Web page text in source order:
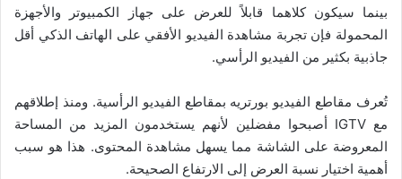
بينما سيكون كلاهما قابلاً للعرض على جهاز الكمبيوتر والأجهزة
المحمولة فإن تجربة مشاهدة الفيديو الأفقي على الهاتف الذكي أقل
جاذبية بكثير من الفيديو الرأسي.
تُعرف مقاطع الفيديو بورتريه بمقاطع الفيديو الرأسية. ومنذ إطلاقهم
مع IGTV أصبحوا مفضلين لأنهم يستخدمون المزيد من المساحة
المعروضة على الشاشة مما يسهل مشاهدة المحتوى. هذا هو سبب
أهمية اختيار نسبة العرض إلى الارتفاع الصحيحة.